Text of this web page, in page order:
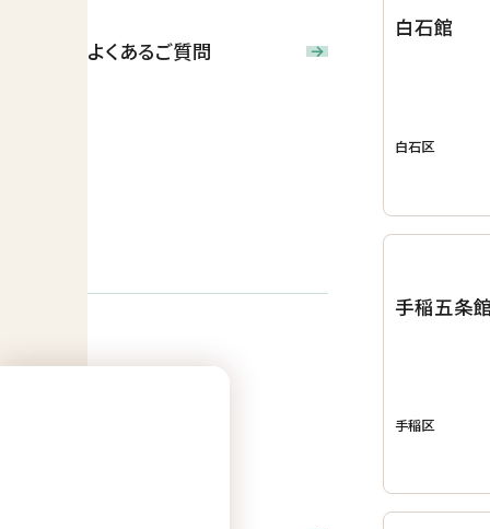
よくあるご質問
白石館
白石区
手稲五条
手稲区